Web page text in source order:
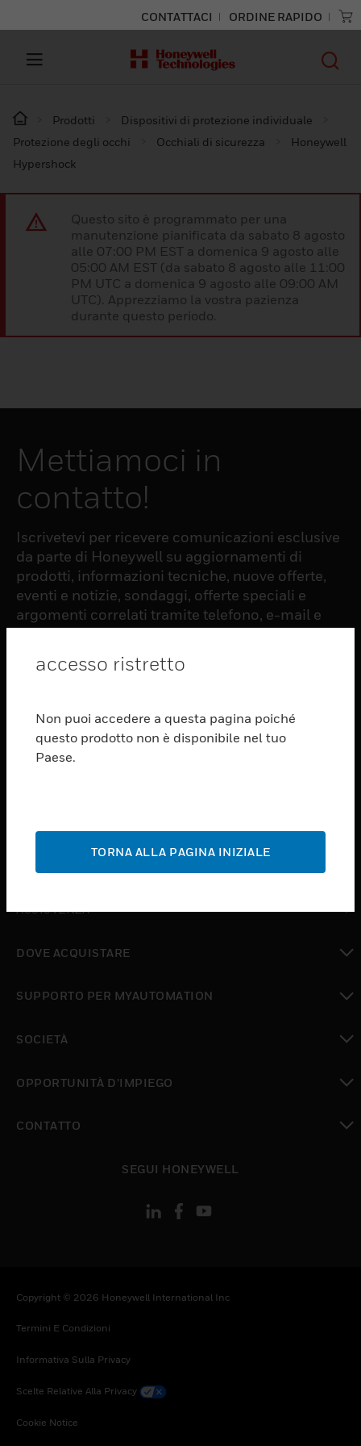
CONTATTACI ORDINE RAPIDO
Prodotti
Dispositivi di protezione individuale
Protezione degli occhi
Occhiali di sicurezza
Honeywell
Hypershock
Questo sito è programmato per una
manutenzione pianificata da sabato 8 agosto
alle 07:00 PM EST a domenica 9 agosto alle
05:00 AM EST (da sabato 8 agosto alle 11:00
PM UTC a domenica 9 agosto alle 09:00 AM
UTC). Apprezziamo la vostra pazienza
durante questo periodo.
Mettiamoci in
contatto!
Iscrivetevi per ricevere comunicazioni esclusive
da parte di Honeywell su aggiornamenti di
prodotti, informazioni tecniche, nuove offerte,
eventi e notizie, sondaggi, offerte speciali e
argomenti correlati tramite telefono, e-mail e
PRODUCTS
toggle view
ASSISTENZA
DOVE ACQUISTARE
SUPPORTO PER MYAUTOMATION
SOCIETÀ
OPPORTUNITÀ D’IMPIEGO
CONTATTO
SEGUI HONEYWELL
Copyright © 2026 Honeywell International Inc
Termini E Condizioni
Informativa Sulla Privacy
Scelte Relative Alla Privacy
Cookie Notice
accesso ristretto
Non puoi accedere a questa pagina poiché
questo prodotto non è disponibile nel tuo
Paese.
TORNA ALLA PAGINA INIZIALE